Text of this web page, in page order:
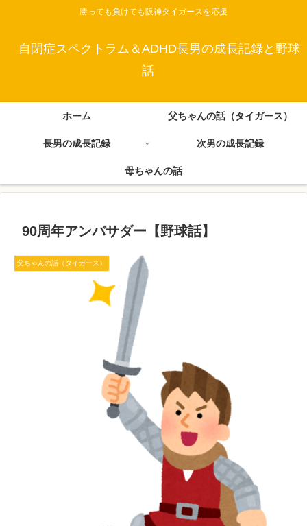
勝っても負けても阪神タイガースを応援
自閉症スペクトラム＆ADHD長男の成長記録と野球
話
ホーム 父ちゃんの話（タイガース）
長男の成長記録 次男の成長記録
母ちゃんの話
90周年アンバサダー【野球話】
父ちゃんの話（タイガース）